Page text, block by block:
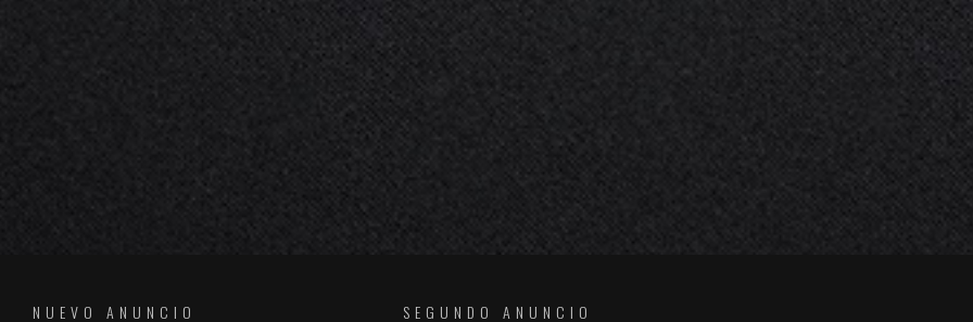
NUEVO ANUNCIO SEGUNDO ANUNCIO